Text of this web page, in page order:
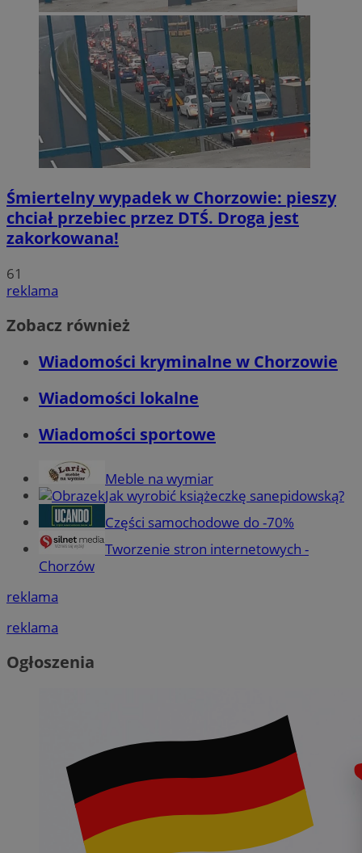
Śmiertelny wypadek w Chorzowie: pieszy
chciał przebiec przez DTŚ. Droga jest
zakorkowana!
61
reklama
Zobacz również
Wiadomości kryminalne w Chorzowie
Wiadomości lokalne
Wiadomości sportowe
Meble na wymiar
Jak wyrobić książeczkę sanepidowską?
Części samochodowe do -70%
Tworzenie stron internetowych -
Chorzów
reklama
reklama
Ogłoszenia